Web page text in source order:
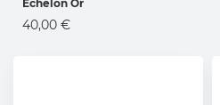
AJOUTER AU PANIER
Échelon Or
40,00 €